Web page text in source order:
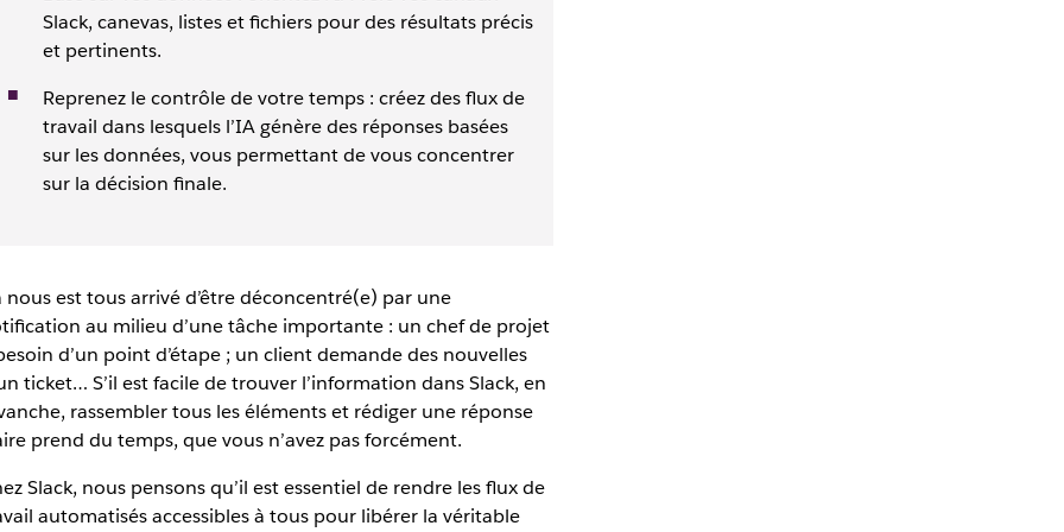
Slack, canevas, listes et fichiers pour des résultats précis
et pertinents.
Reprenez le contrôle de votre temps : créez des flux de
travail dans lesquels l’IA génère des réponses basées
sur les données, vous permettant de vous concentrer
sur la décision finale.
nous est tous arrivé d’être déconcentré(e) par une
au milieu d’une tâche importante : un chef de projet
d’un point d’étape ; un client demande des nouvelles
ticket… S’il est facile de trouver l’information dans Slack, en
rassembler tous les éléments et rédiger une réponse
prend du temps, que vous n’avez pas forcément.
Slack, nous pensons qu’il est essentiel de rendre les flux de
automatisés accessibles à tous pour libérer la véritable